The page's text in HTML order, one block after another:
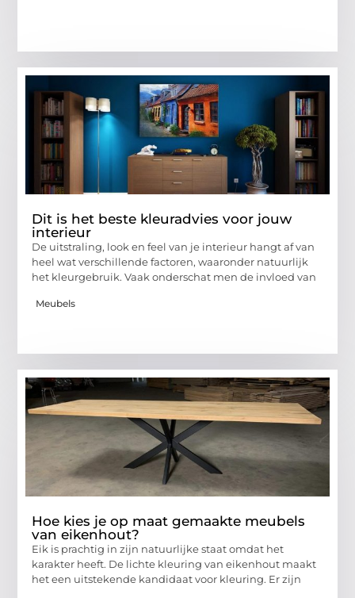
Dit is het beste kleuradvies voor jouw
interieur
De uitstraling, look en feel van je interieur hangt af van
heel wat verschillende factoren, waaronder natuurlijk
het kleurgebruik. Vaak onderschat men de invloed van
Meubels
Hoe kies je op maat gemaakte meubels
van eikenhout?
Eik is prachtig in zijn natuurlijke staat omdat het
karakter heeft. De lichte kleuring van eikenhout maakt
het een uitstekende kandidaat voor kleuring. Er zijn